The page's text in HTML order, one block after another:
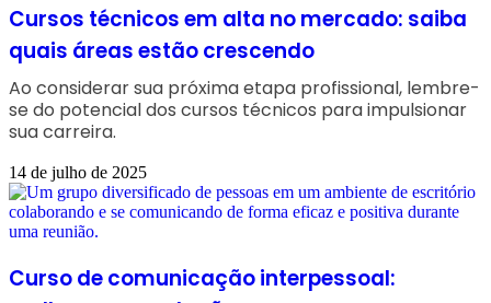
Cursos técnicos em alta no mercado: saiba
quais áreas estão crescendo
Ao considerar sua próxima etapa profissional, lembre-
se do potencial dos cursos técnicos para impulsionar
sua carreira.
14 de julho de 2025
Curso de comunicação interpessoal: